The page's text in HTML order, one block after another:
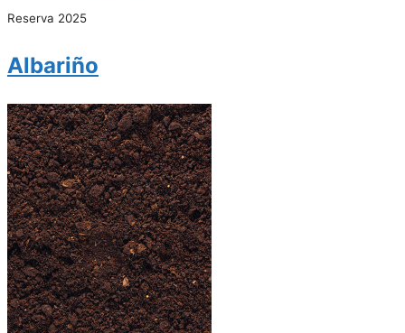
Reserva 2025
Albariño